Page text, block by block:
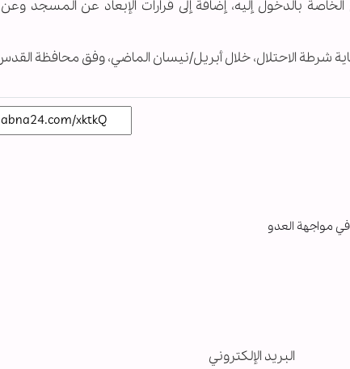
بالدخول إليه، إضافة إلى قرارات الإبعاد عن المسجد وعن
مواجهة العدو
البريد الإلكتروني